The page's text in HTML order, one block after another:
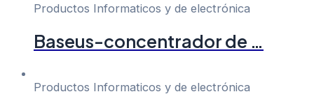
Productos Informaticos y de electrónica
Baseus-concentrador de …
Productos Informaticos y de electrónica